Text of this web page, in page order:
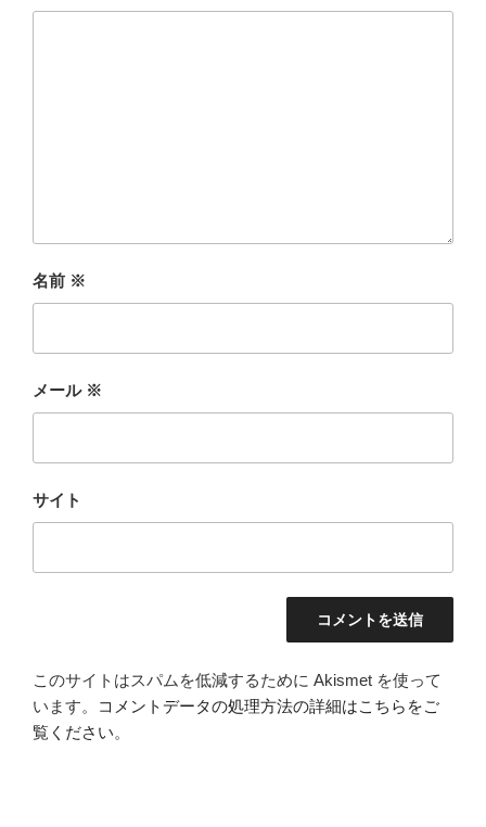
名前 ※
メール ※
サイト
このサイトはスパムを低減するために Akismet を使って
います。
コメントデータの処理方法の詳細はこちらをご
覧ください。